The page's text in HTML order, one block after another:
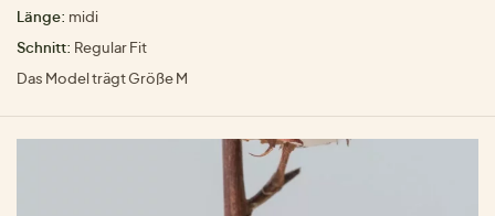
Länge: midi
Schnitt: Regular Fit
Das Model trägt Größe M